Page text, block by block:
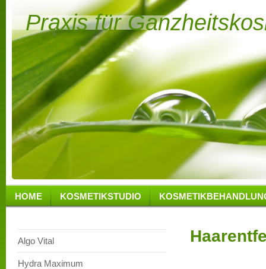
Praxis für
HOME KOSMETIKSTUDIO
Algo Vital
Hydra Maximum